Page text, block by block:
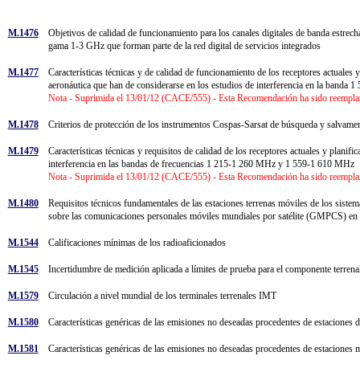
M.1476
Objetivos de calidad de funcionamiento para los canales digitales de banda
gama 1-3 GHz que forman parte de la red digital de servicios integrados
M.1477
Características técnicas y de calidad de funcionamiento de los receptores
aeronáutica que han de considerarse en los estudios de interferencia en la banda
Nota - Suprimida el 13/01/12 (CACE/555) - Esta Recomendación ha sido
M.1478 Criterios de protección de los instrumentos Cospas-Sarsat de búsqueda y
M.1479
Características técnicas y requisitos de calidad de los receptores actuales y
interferencia en las bandas de frecuencias 1 215-1 260 MHz y 1 559-1 610 MHz
Nota - Suprimida el 13/01/12 (CACE/555) - Esta Recomendación ha sido
M.1480
Requisitos técnicos fundamentales de las estaciones terrenas móviles de los
sobre las comunicaciones personales móviles mundiales por satélite (GMPCS)
M.1544 Calificaciones mínimas de los radioaficionados
M.1545 Incertidumbre de medición aplicada a límites de prueba para el componente
M.1579 Circulación a nivel mundial de los terminales terrenales IMT
M.1580 Características genéricas de las emisiones no deseadas procedentes de
M.1581 Características genéricas de las emisiones no deseadas procedentes de